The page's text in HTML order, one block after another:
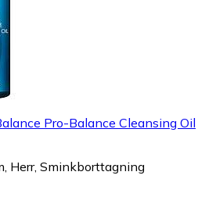
Pro-Balance Cleansing Oil
Herr, Sminkborttagning